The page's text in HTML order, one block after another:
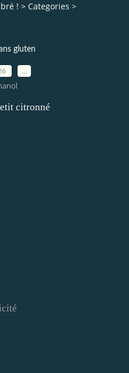
! > Categories >
gluten